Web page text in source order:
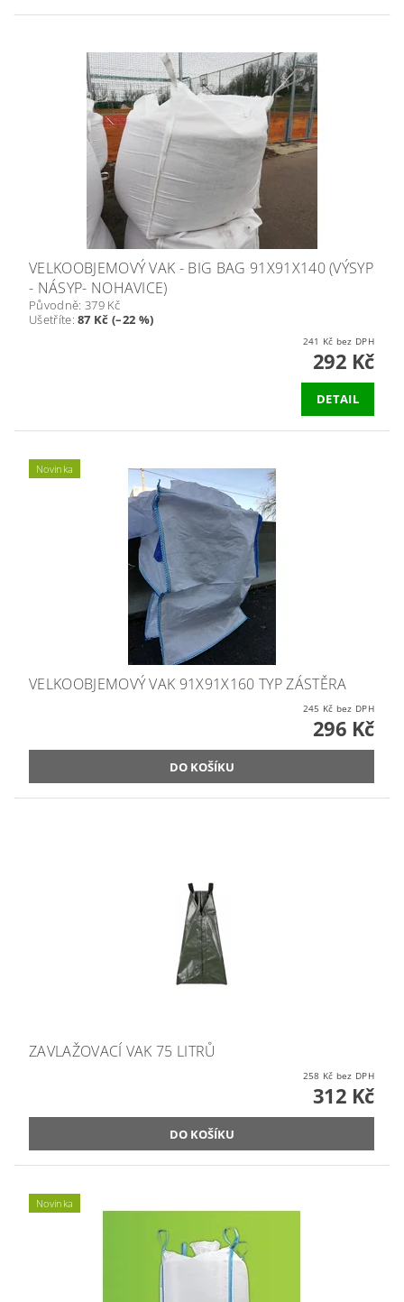
VELKOOBJEMOVÝ VAK - BIG BAG 91X91X140 (VÝSYP
- NÁSYP- NOHAVICE)
Původně: 379 Kč
Ušetříte:87 Kč (–22 %)
241 Kč bez DPH
292 Kč
DETAIL
Novinka
VELKOOBJEMOVÝ VAK 91X91X160 TYP ZÁSTĚRA
245 Kč bez DPH
296 Kč
ZAVLAŽOVACÍ VAK 75 LITRŮ
258 Kč bez DPH
312 Kč
Novinka